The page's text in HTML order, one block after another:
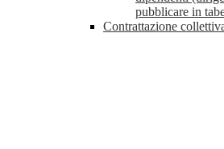
pubblicare in
Contrattazione